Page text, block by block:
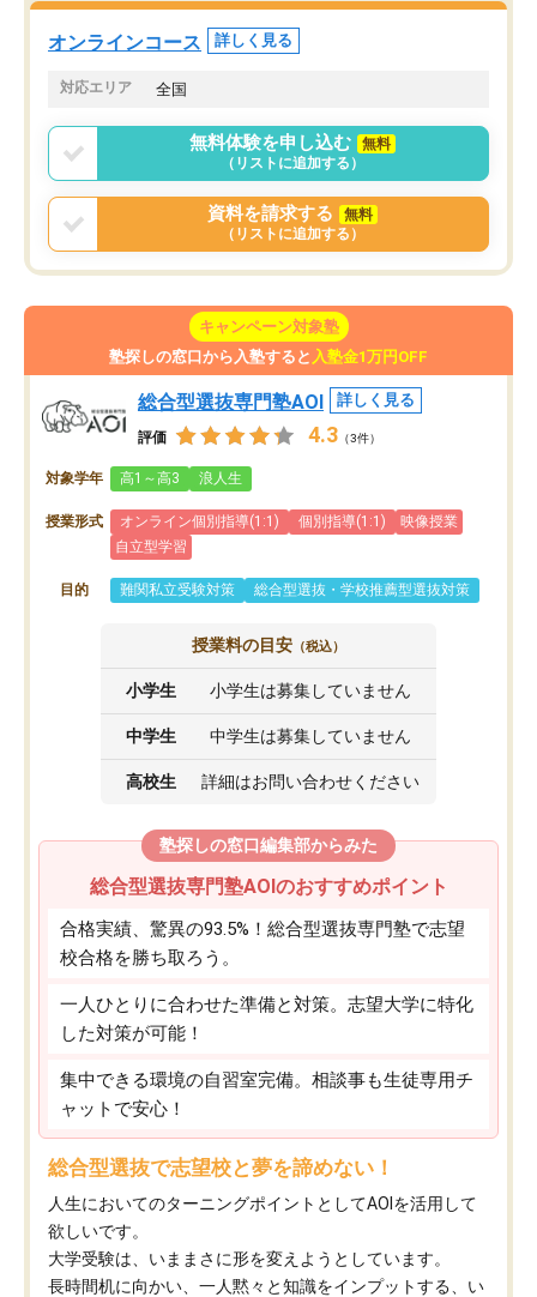
る勉強」から「目標のための勉強」へ
意識が変わったことが、目標校への合
た。自分から学ぶ姿勢を
オンラインコース 詳しく見る
対応エリア 全国
無料体験を申し込む
無料
（リストに追加する）
資料を請求する
無料
（リストに追加する）
キャンペーン対象塾
塾探しの窓口から入塾すると 入塾金1万円OFF
総合型選抜専門塾AOI 詳しく見る
評価 4.3 （3件）
対象学年 高1～高3 浪人生
授業形式 オンライン個別指導(1:1) 個別指導(1:1)
映像授業
自立型学習
目的 難関私立受験対策 総合型選抜・学校推薦型選抜対策
授業料の目安 （税込）
小学生 小学生は募集していません
中学生 中学生は募集していません
高校生 詳細はお問い合わせください
塾探しの窓口編集部からみた
総合型選抜専門塾AOIのおすすめポイント
合格実績、驚異の93.5%！総合型選抜専門塾で志望
校合格を勝ち取ろう。
一人ひとりに合わせた準備と対策。志望大学に特化
した対策が可能！
集中できる環境の自習室完備。相談事も生徒専用チ
ャットで安心！
総合型選抜で志望校と夢を諦めない！
人生においてのターニングポイントとしてAOIを活用して
欲しいです。
大学受験は、いままさに形を変えようとしています。
長時間机に向かい、一人黙々と知識をインプットする、い